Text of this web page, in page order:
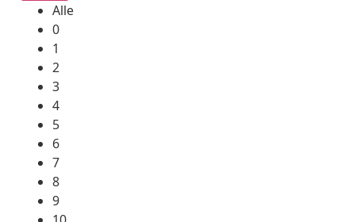
Alle
0
1
2
3
4
5
6
7
8
9